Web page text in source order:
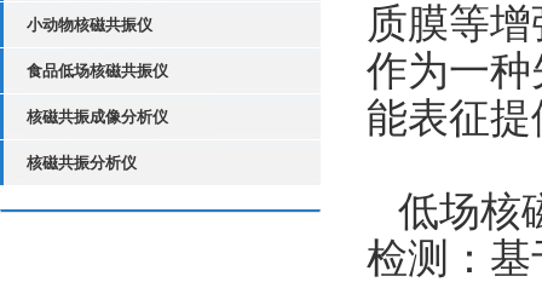
小动物核磁共振仪
食品低场核磁共振仪
核磁共振成像分析仪
核磁共振分析仪
质膜等
作为一
能表征
低场核
检测：